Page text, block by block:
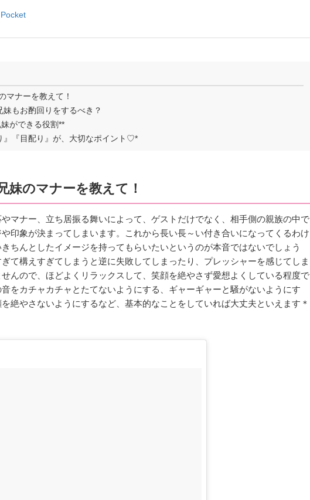
Pocket
マナーを教えて！
もお酌回りをするべき？
ができる役割**
』『目配り』が、大切なポイント♡*
妹のマナーを教えて！
マナー、立ち居振る舞いによって、ゲストだけでなく、相手側の親族の中で
印象が決まってしまいます。これから長い長～い付き合いになってくるわけ
ちんとしたイメージを持ってもらいたいというのが本音ではないでしょう
て構えすぎてしまうと逆に失敗してしまったり、プレッシャーを感じてしま
んので、ほどよくリラックスして、笑顔を絶やさず愛想よくしている程度で
をカチャカチャとたてないようにする、ギャーギャーと騒がないようにす
絶やさないようにするなど、基本的なことをしていれば大丈夫といえます＊